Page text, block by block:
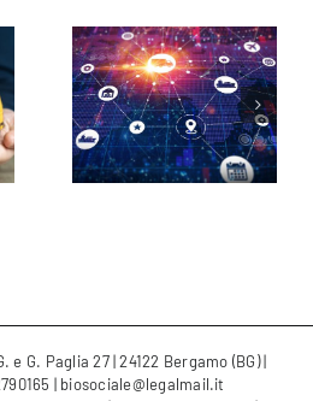
L’importanza
della
blockchain
nel settore
e G. Paglia 27 | 24122 Bergamo (BG) |
| biosociale@legalmail.it